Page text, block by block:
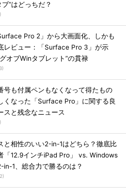
”はどっちだ？
)
Pro 2」から大画面化、しかも
レビュー：「Surface Pro 3」が示
オブWinタブレット”の貫禄
)
号も付属ペンもなくなって得たもの
くなった「Surface Pro」に関する良
スと残念なニュース
)
と相性のいい2-in-1はどちら？徹底比
「12.9インチiPad Pro」 vs. Windows
in-1、総合力で勝るのは？
)